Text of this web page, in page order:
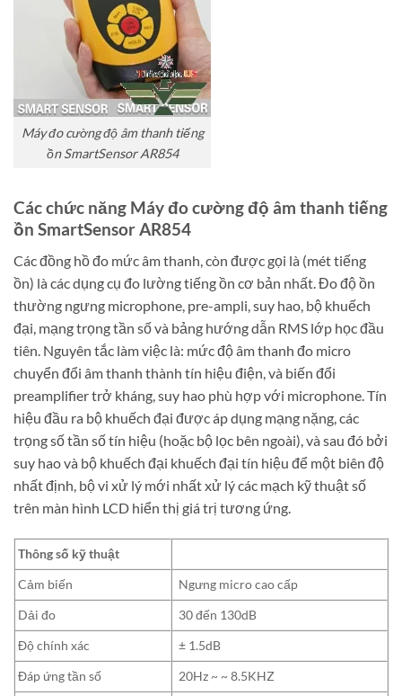
Máy đo cường độ âm thanh tiếng
ồn SmartSensor AR854
Các chức năng Máy đo cường độ âm thanh tiếng
ồn SmartSensor AR854
Các đồng hồ đo mức âm thanh, còn được gọi là (mét tiếng
ồn) là các dụng cụ đo lường tiếng ồn cơ bản nhất. Đo độ ồn
thường ngưng microphone, pre-ampli, suy hao, bộ khuếch
đại, mạng trọng tần số và bảng hướng dẫn RMS lớp học đầu
tiên. Nguyên tắc làm việc là: mức độ âm thanh đo micro
chuyển đổi âm thanh thành tín hiệu điện, và biến đổi
preamplifier trở kháng, suy hao phù hợp với microphone. Tín
hiệu đầu ra bộ khuếch đại được áp dụng mạng nặng, các
trọng số tần số tín hiệu (hoặc bộ lọc bên ngoài), và sau đó bởi
suy hao và bộ khuếch đại khuếch đại tín hiệu để một biên độ
nhất định, bộ vi xử lý mới nhất xử lý các mạch kỹ thuật số
trên màn hình LCD hiển thị giá trị tương ứng.
Thông số kỹ thuật
Cảm biến
Ngưng micro cao cấp
Dải đo
30 đến 130dB
Độ chính xác
± 1.5dB
Đáp ứng tần số
20Hz ~ ~ 8.5KHZ